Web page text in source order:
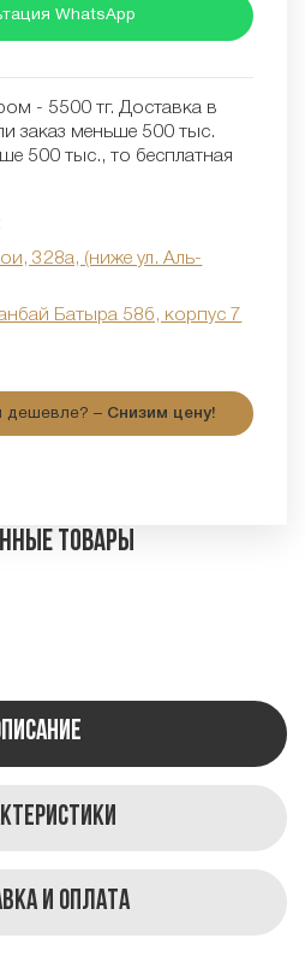
WhatsApp
- 5500 тг. Доставка в
заказ меньше 500 тыс.
500 тыс., то бесплатная
328а, (ниже ул. Аль-
Батыра 58б, корпус 7
дешевле? – Снизим цену!
товары
и оплата